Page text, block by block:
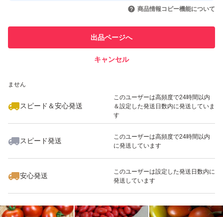
いものも一緒に入れてあります。ご了承ください。
資材費が上がっているためお値段が上がっております。
なくなり次第終了となります。
引を完了させた実績があります
での取引実績があります
ません
スピード＆安心発送
このユーザーは高頻度で24時間以内
＆設定した発送日数内に発送していま
す
スピード発送
このユーザーは高頻度で24時間以内
に発送しています
安心発送
このユーザーは設定した発送日数内に
発送しています
商品情報コピー機能について
出品ページへ
キャンセル
いいね！
3,150